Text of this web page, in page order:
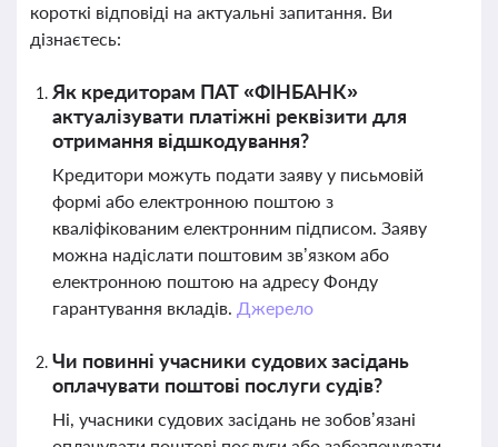
короткі відповіді на актуальні запитання. Ви
дізнаєтесь:
Як кредиторам ПАТ «ФІНБАНК»
актуалізувати платіжні реквізити для
отримання відшкодування?
Кредитори можуть подати заяву у письмовій
формі або електронною поштою з
кваліфікованим електронним підписом. Заяву
можна надіслати поштовим зв’язком або
електронною поштою на адресу Фонду
гарантування вкладів. Джерело
Чи повинні учасники судових засідань
оплачувати поштові послуги судів?
Ні, учасники судових засідань не зобов’язані